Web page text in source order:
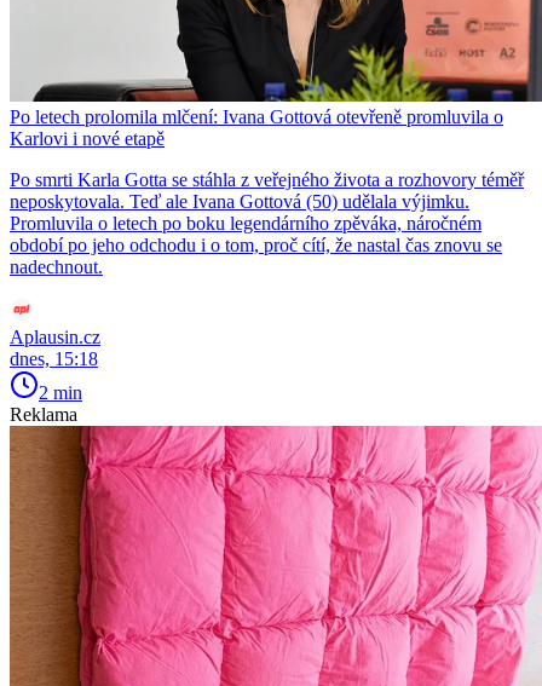
Po letech prolomila mlčení: Ivana Gottová otevřeně promluvila o
Karlovi i nové etapě
Po smrti Karla Gotta se stáhla z veřejného života a rozhovory téměř
neposkytovala. Teď ale Ivana Gottová (50) udělala výjimku.
Promluvila o letech po boku legendárního zpěváka, náročném
období po jeho odchodu i o tom, proč cítí, že nastal čas znovu se
nadechnout.
Aplausin.cz
dnes, 15:18
2 min
Reklama